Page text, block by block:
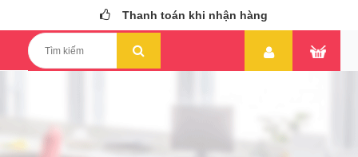
Thanh toán khi nhận hàng